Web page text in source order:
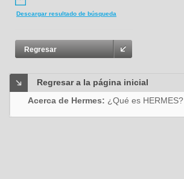
Descargar resultado de búsqueda
Regresar
Regresar a la página inicial
Acerca de Hermes: ¿Qué es HERMES?